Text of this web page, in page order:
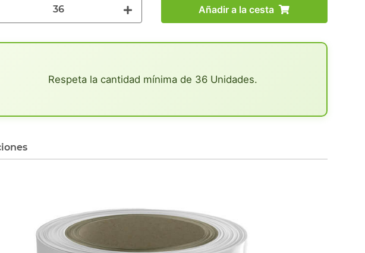
Añadir a la cesta
Respeta la cantidad mínima de 36 Unidades.